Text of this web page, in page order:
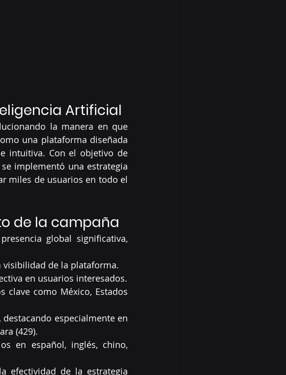
Artificial
la manera en que
una plataforma diseñada
intuitiva. Con el objetivo de
implementó una estrategia
miles de usuarios en todo el
de la campaña
global significativa,
visibilidad de la plataforma.
en usuarios interesados.
clave como México, Estados
especialmente en
(429).
en español, inglés, chino,
efectividad de la estrategia